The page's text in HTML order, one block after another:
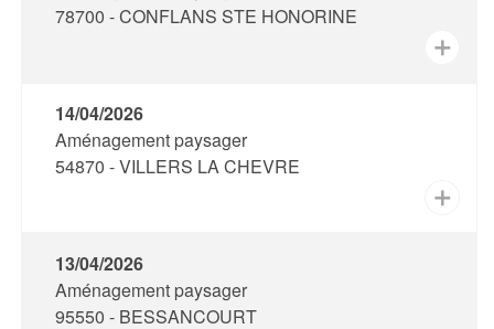
78700 - CONFLANS STE HONORINE
✕
14/04/2026
Aménagement paysager
54870 - VILLERS LA CHEVRE
✕
13/04/2026
Aménagement paysager
95550 - BESSANCOURT